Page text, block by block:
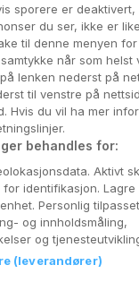
Coop HotellKupp
Konkurranse
Koselig avbrekk
Velvære i var
Premiumhotell
Venninnetur
sporere er
du ser, ikke er
til denne menyen
når som helst
lenken nederst på
til venstre på
Hvis du vil ha mer
behandles for:
Aktivt
identifikasjon.
Personlig
og innholdsmåling,
og
(leverandører)